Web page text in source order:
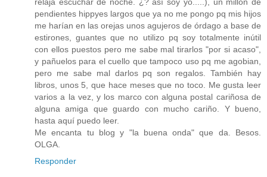
pendientes hippyes largos que ya no me pongo pq mis hijos
me harían en las orejas unos agujeros de órdago a base de
estirones, guantes que no utilizo pq soy totalmente inútil
con ellos puestos pero me sabe mal tirarlos "por si acaso",
y pañuelos para el cuello que tampoco uso pq me agobian,
pero me sabe mal darlos pq son regalos. También hay
libros, unos 5, que hace meses que no toco. Me gusta leer
varios a la vez, y los marco con alguna postal cariñosa de
alguna amiga que guardo con mucho cariño. Y bueno,
hasta aquí puedo leer.
Me encanta tu blog y "la buena onda" que da. Besos.
OLGA.
Responder